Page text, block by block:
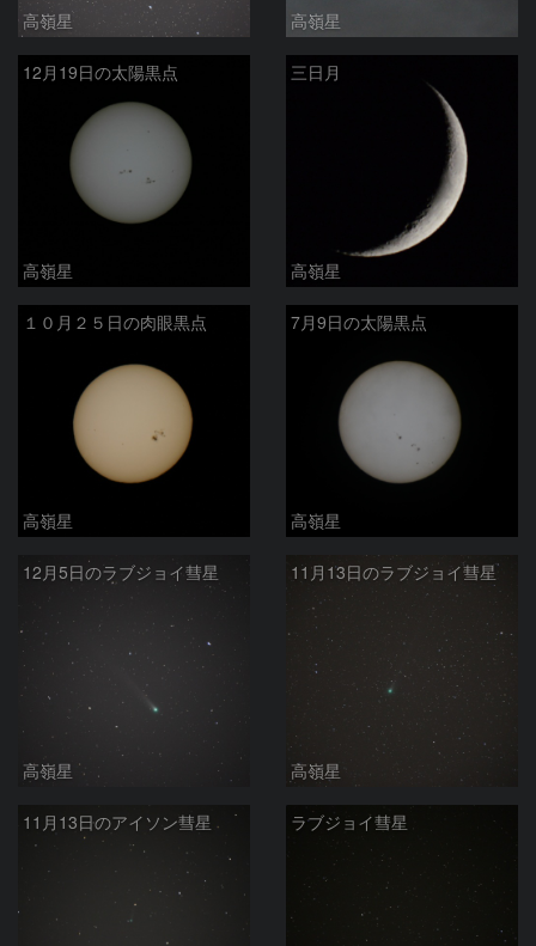
高嶺星 高嶺星
12月19日の太陽黒点
高嶺星
三日月
高嶺星
１０月２５日の肉眼黒点
高嶺星
7月9日の太陽黒点
高嶺星
12月5日のラブジョイ彗星
高嶺星
11月13日のラブジョイ彗星
高嶺星
11月13日のアイソン彗星 ラブジョイ彗星